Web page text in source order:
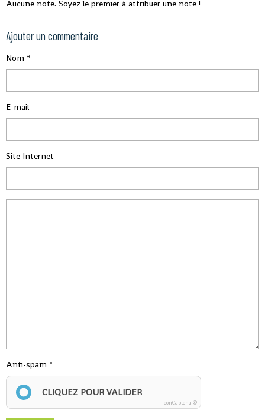
Aucune note. Soyez le premier à attribuer une note !
Ajouter un commentaire
Nom
E-mail
Site Internet
Anti-spam
CLIQUEZ POUR VALIDER
IconCaptcha ©